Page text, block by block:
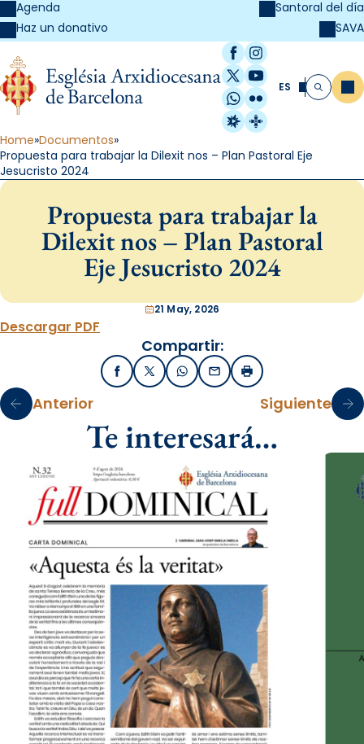
Agenda
Haz un donativo
Santoral del día
SAVA
Facebook
Instagram
X / Twitter
YouTube
WhatsApp
Flickr
Radio Estel
Catalunya
ES Buscar
Home Documentos
Propuesta para trabajar la Dilexit nos – Plan Pastoral Eje
Jesucristo 2024
Propuesta para trabajar la
Dilexit nos – Plan Pastoral
Eje Jesucristo 2024
21 May, 2026
Descargar PDF
Compartir:
FacebookX / TwitterWhatsApp
EmailImprimir
Anterior Siguiente
Te interesará…